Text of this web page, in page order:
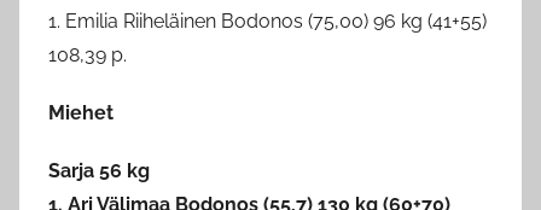
1. Emilia Riiheläinen Bodonos (75,00) 96 kg (41+55)
108,39 p.
Miehet
Sarja 56 kg
1. Ari Välimaa Bodonos (55,7) 130 kg (60+70)